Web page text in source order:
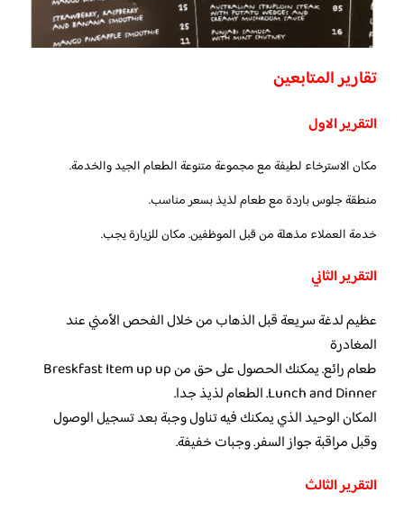
تقارير المتابعين
التقرير الاول
مكان الاسترخاء لطيفة مع مجموعة متنوعة الطعام الجيد والخدمة.
منطقة جلوس باردة مع طعام لذيذ بسعر مناسب.
خدمة العملاء مذهلة من قبل الموظفين. مكان للزيارة يجب.
التقرير الثاني
عظيم لدغة سريعة قبل الذهاب من خلال الفحص الأمني ​​عند
المغادرة
طعام رائع. يمكنك الحصول على حق من Breskfast Item up up
Lunch and Dinner. الطعام لذيذ جدا.
المكان الوحيد الذي يمكنك فيه تناول وجبة بعد تسجيل الوصول
وقبل مراقبة جواز السفر. وجبات خفيفة.
التقرير الثالث